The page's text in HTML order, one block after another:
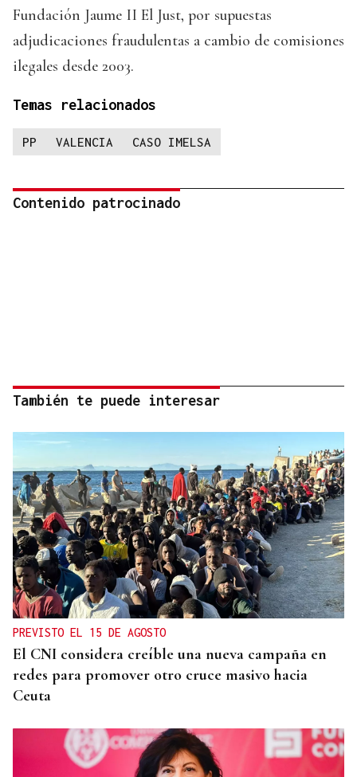
Fundación Jaume II El Just, por supuestas
adjudicaciones fraudulentas a cambio de comisiones
ilegales desde 2003.
Temas relacionados
PP VALENCIA CASO IMELSA
Contenido patrocinado
También te puede interesar
PREVISTO EL 15 DE AGOSTO
El CNI considera creíble una nueva campaña en
redes para promover otro cruce masivo hacia
Ceuta